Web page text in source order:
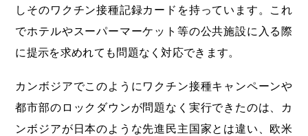
しそのワクチン接種記録カードを持っています。これ
でホテルやスーパーマーケット等の公共施設に入る際
に提示を求めれても問題なく対応できます。
カンボジアでこのようにワクチン接種キャンペーンや
都市部のロックダウンが問題なく実行できたのは、カ
ンボジアが日本のような先進民主国家とは違い、欧米